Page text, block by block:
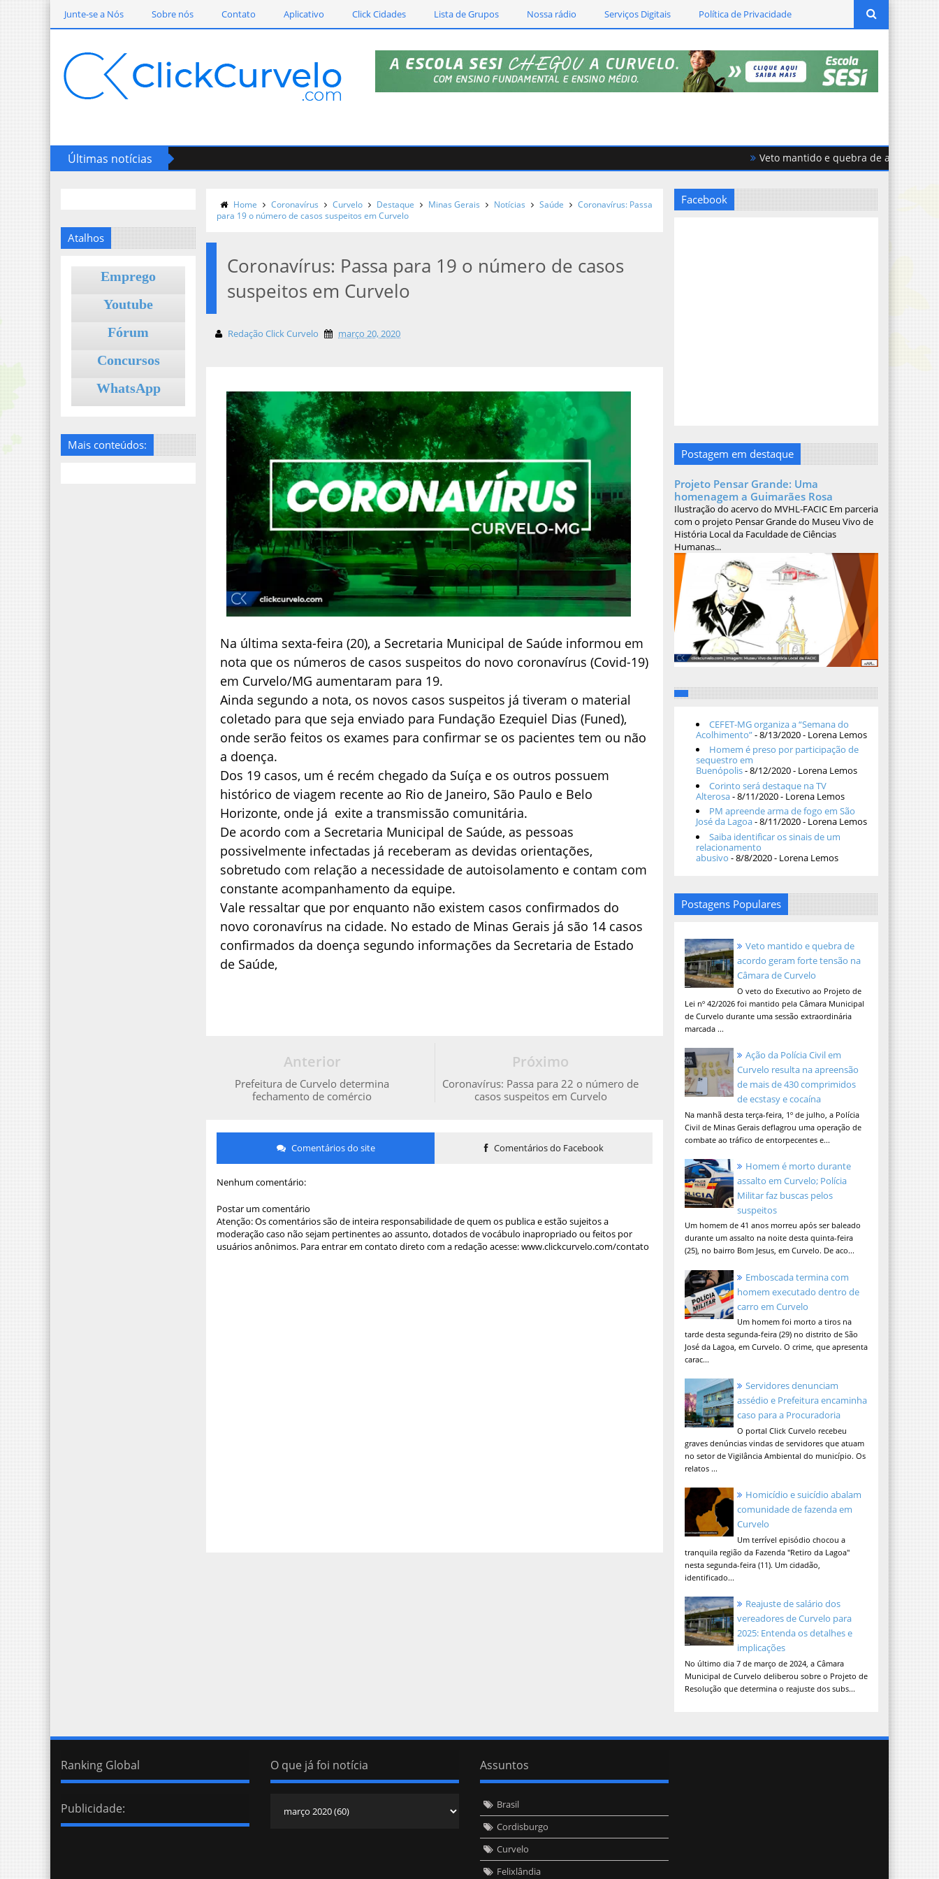
Junte-se a Nós Sobre nós Contato Aplicativo Click Cidades Lista de Grupos Nossa rádio Serviços Digitais Política de Privacidade
Últimas notícias Veto mantido e quebra de acordo geram
Atalhos
Emprego
Youtube
Fórum
Concursos
WhatsApp
Mais conteúdos:
Home Coronavírus Curvelo Destaque Minas Gerais Notícias Saúde
Coronavírus: Passa
para 19 o número de casos suspeitos em Curvelo
Coronavírus: Passa para 19 o número de casos
suspeitos em Curvelo
Redação Click Curvelo março 20, 2020
Na última sexta-feira (20), a Secretaria Municipal de Saúde informou em
nota que os números de casos suspeitos do novo coronavírus (Covid-19)
em Curvelo/MG aumentaram para 19.
Ainda segundo a nota, os novos casos suspeitos já tiveram o material
coletado para que seja enviado para Fundação Ezequiel Dias (Funed),
onde serão feitos os exames para confirmar se os pacientes tem ou não
a doença.
Dos 19 casos, um é recém chegado da Suíça e os outros possuem
histórico de viagem recente ao Rio de Janeiro, São Paulo e Belo
Horizonte, onde já exite a transmissão comunitária.
De acordo com a Secretaria Municipal de Saúde, as pessoas
possivelmente infectadas já receberam as devidas orientações,
sobretudo com relação a necessidade de autoisolamento e contam com
constante acompanhamento da equipe.
Vale ressaltar que por enquanto não existem casos confirmados do
novo coronavírus na cidade. No estado de Minas Gerais já são 14 casos
confirmados da doença segundo informações da Secretaria de Estado
de Saúde,
Próximo
Coronavírus: Passa para 22 o número de
casos suspeitos em Curvelo
Anterior
Prefeitura de Curvelo determina
fechamento de comércio
Comentários do site Comentários do Facebook
Nenhum comentário:
Postar um comentário
Atenção: Os comentários são de inteira responsabilidade de quem os publica e estão sujeitos a
moderação caso não sejam pertinentes ao assunto, dotados de vocábulo inapropriado ou feitos por
usuários anônimos. Para entrar em contato direto com a redação acesse: www.clickcurvelo.com/contato
Facebook
Postagem em destaque
Projeto Pensar Grande: Uma
homenagem a Guimarães Rosa
Ilustração do acervo do MVHL-FACIC Em parceria
com o projeto Pensar Grande do Museu Vivo de
História Local da Faculdade de Ciências
Humanas...
CEFET-MG organiza a “Semana do
Acolhimento”- 8/13/2020- Lorena Lemos
Homem é preso por participação de
sequestro em
Buenópolis- 8/12/2020- Lorena Lemos
Corinto será destaque na TV
Alterosa- 8/11/2020- Lorena Lemos
PM apreende arma de fogo em São
José da Lagoa- 8/11/2020- Lorena Lemos
Saiba identificar os sinais de um
relacionamento
abusivo - 8/8/2020- Lorena Lemos
Postagens Populares
Veto mantido e quebra de
acordo geram forte tensão na
Câmara de Curvelo
O veto do Executivo ao Projeto de
Lei nº 42/2026 foi mantido pela Câmara Municipal
de Curvelo durante uma sessão extraordinária
marcada ...
Ação da Polícia Civil em
Curvelo resulta na apreensão
de mais de 430 comprimidos
de ecstasy e cocaína
Na manhã desta terça-feira, 1º de julho, a Polícia
Civil de Minas Gerais deflagrou uma operação de
combate ao tráfico de entorpecentes e...
Homem é morto durante
assalto em Curvelo; Polícia
Militar faz buscas pelos
suspeitos
Um homem de 41 anos morreu após ser baleado
durante um assalto na noite desta quinta-feira
(25), no bairro Bom Jesus, em Curvelo. De aco...
Emboscada termina com
homem executado dentro de
carro em Curvelo
Um homem foi morto a tiros na
tarde desta segunda-feira (29) no distrito de São
José da Lagoa, em Curvelo. O crime, que apresenta
carac...
Servidores denunciam
assédio e Prefeitura encaminha
caso para a Procuradoria
O portal Click Curvelo recebeu
graves denúncias vindas de servidores que atuam
no setor de Vigilância Ambiental do município. Os
relatos ...
Homicídio e suicídio abalam
comunidade de fazenda em
Curvelo
Um terrível episódio chocou a
tranquila região da Fazenda "Retiro da Lagoa"
nesta segunda-feira (11). Um cidadão,
identificado...
Reajuste de salário dos
vereadores de Curvelo para
2025: Entenda os detalhes e
implicações
No último dia 7 de março de 2024, a Câmara
Municipal de Curvelo deliberou sobre o Projeto de
Resolução que determina o reajuste dos subs...
Ranking Global
Publicidade:
O que já foi notícia Assuntos
Brasil
Cordisburgo
Curvelo
Felixlândia